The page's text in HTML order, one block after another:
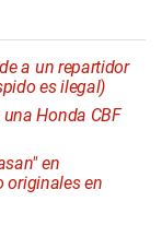
a un repartidor
es ilegal)
Honda CBF
en
originales en